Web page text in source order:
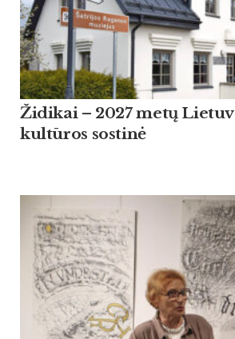
Židikai – 2027 metų
kultūros sostinė